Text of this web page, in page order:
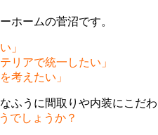
ホームの菅沼です。
」
リアで統一したい」
考えたい」
ふうに間取りや内装にこだわ
でしょうか？